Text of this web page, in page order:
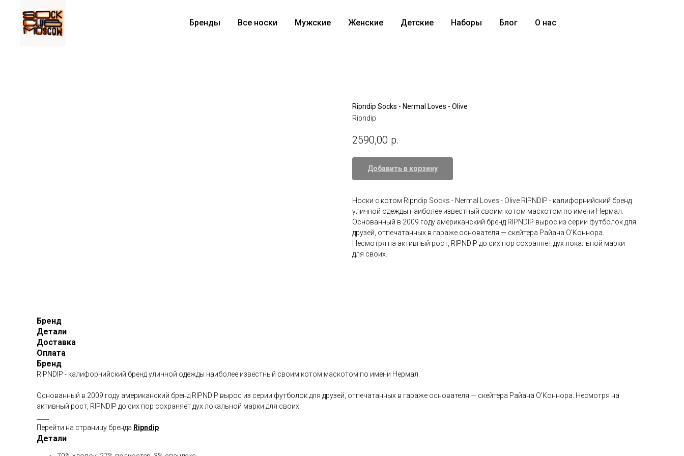
Бренды Все носки Мужские Женские Детские Наборы Блог О нас
Ripndip Socks - Nermal Loves - Olive
Ripndip
2590,00 р.
Добавить в корзину
Носки с котом Ripndip Socks - Nermal Loves - Olive RIPNDIP - калифорнийский бренд
уличной одежды наиболее известный своим котом маскотом по имени Нермал.
Основанный в 2009 году американский бренд RIPNDIP вырос из серии футболок для
друзей, отпечатанных в гараже основателя — скейтера Райана О’Коннора.
Несмотря на активный рост, RIPNDIP до сих пор сохраняет дух локальной марки
для своих.
Бренд
Детали
Доставка
Оплата
Бренд
RIPNDIP - калифорнийский бренд уличной одежды наиболее известный своим котом маскотом по имени Нермал.
Основанный в 2009 году американский бренд RIPNDIP вырос из серии футболок для друзей, отпечатанных в гараже основателя — скейтера Райана О’Коннора. Несмотря на
активный рост, RIPNDIP до сих пор сохраняет дух локальной марки для своих.
Перейти на страницу бренда Ripndip
Детали